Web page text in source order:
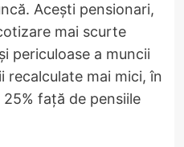
Acești pensionari,
mai scurte
periculoase a muncii
recalculate mai mici, în
față de pensiile